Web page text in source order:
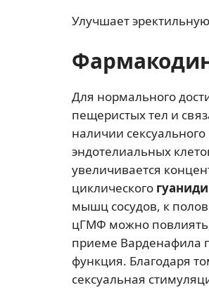
Улучшает
Для нормального
пещеристых тел и
наличии
эндотелиальных
увеличивается
циклического
мышц сосудов, к
цГМФ можно повлиять,
приеме Варденафила
функция. Благодаря
сексуальная